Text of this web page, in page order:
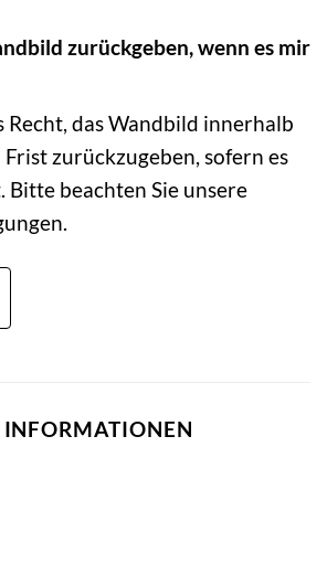
zurückgeben, wenn es mir
Recht, das Wandbild innerhalb
zurückzugeben, sofern es
Bitte beachten Sie unsere